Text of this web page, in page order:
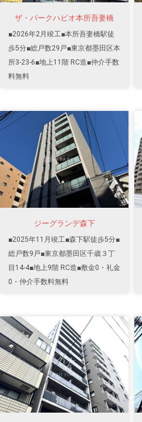
ザ・パークハビオ本所吾妻橋
■2026年2月竣工■本所吾妻橋駅徒
歩5分■総戸数29戸■東京都墨田区本
所3-23-6■地上11階 RC造■仲介手数
料無料
ジーグランデ森下
■2025年11月竣工■森下駅徒歩5分■
総戸数9戸■東京都墨田区千歳３丁
目14-4■地上9階 RC造■敷金0・礼金
0・仲介手数料無料